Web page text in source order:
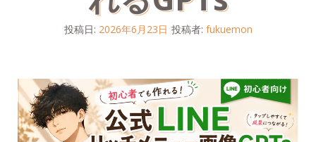
投稿日: 2026年6月23日 投稿者: fukuemon